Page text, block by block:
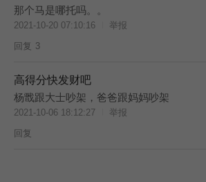
那个马是哪托吗。。
2021-10-20 07:10:16
举报
回复 3
高得分快发财吧
杨戬跟大士吵架，爸爸跟妈妈吵架
2021-10-06 18:12:27
举报
回复